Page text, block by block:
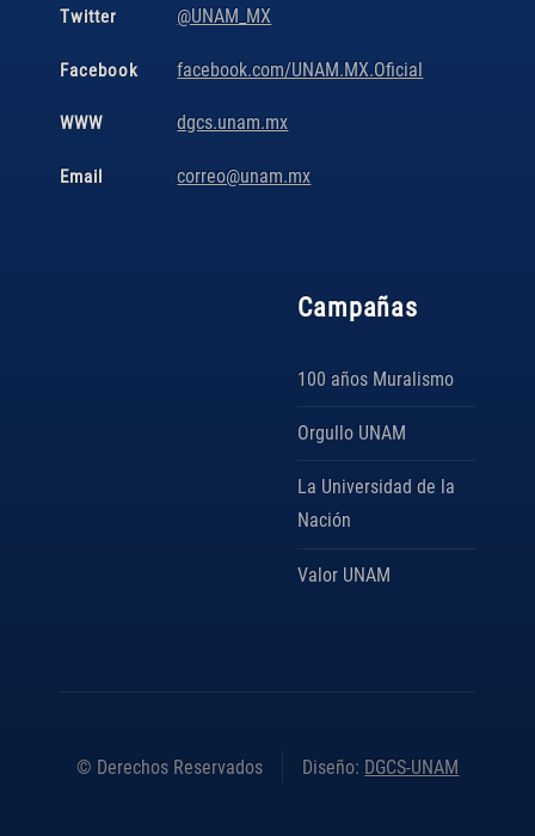
Campañas
100 años Muralismo
Orgullo UNAM
La Universidad de la
Nación
Valor UNAM
Twitter @UNAM_MX
Facebook facebook.com/UNAM.MX.Oficial
WWW dgcs.unam.mx
Email correo@unam.mx
© Derechos Reservados Diseño: DGCS-UNAM